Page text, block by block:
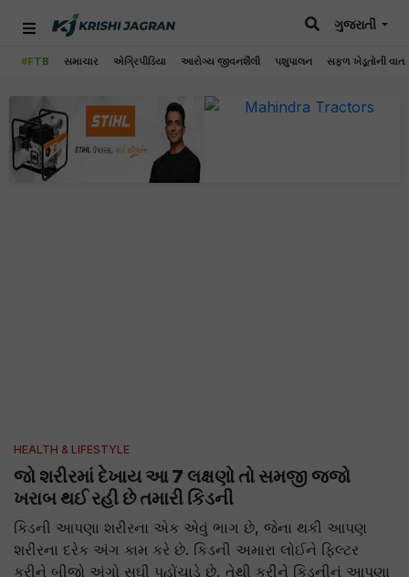
#FTB સમાચાર એગ્રિપીડિયા આરોગ્ય જીવનશૈલી પશુપાલન સફળ ખેડૂતોની વાત
ગુજરાતી
HEALTH & LIFESTYLE
જો શરીરમાં દેખાય આ 7 લક્ષણો તો સમજી જજો
ખરાબ થઈ રહી છે તમારી કિડની
કિડની આપણા શરીરના એક એવું ભાગ છે, જેના થકી આપણ
શરીરના દરેક અંગ કામ કરે છે. કિડની અમારા લોઈને ફિલ્ટર
કરીને બીજો અંગો સુઘી પહોંચાડે છે, તેથી કરીને કિડનીનું આપણા